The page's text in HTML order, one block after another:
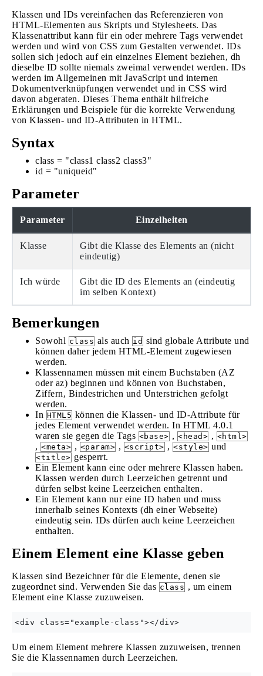
Klassen und IDs vereinfachen das Referenzieren von
HTML-Elementen aus Skripts und Stylesheets. Das
Klassenattribut kann für ein oder mehrere Tags verwendet
werden und wird von CSS zum Gestalten verwendet. IDs
sollen sich jedoch auf ein einzelnes Element beziehen, dh
dieselbe ID sollte niemals zweimal verwendet werden. IDs
werden im Allgemeinen mit JavaScript und internen
Dokumentverknüpfungen verwendet und in CSS wird
davon abgeraten. Dieses Thema enthält hilfreiche
Erklärungen und Beispiele für die korrekte Verwendung
von Klassen- und ID-Attributen in HTML.
Syntax
class = "class1 class2 class3"
id = "uniqueid"
Parameter
Parameter Einzelheiten
Klasse
Gibt die Klasse des Elements an (nicht
eindeutig)
Ich würde
Gibt die ID des Elements an (eindeutig
im selben Kontext)
Bemerkungen
Sowohl class als auch id sind globale Attribute und
können daher jedem HTML-Element zugewiesen
werden.
Klassennamen müssen mit einem Buchstaben (AZ
oder az) beginnen und können von Buchstaben,
Ziffern, Bindestrichen und Unterstrichen gefolgt
werden.
In HTML5 können die Klassen- und ID-Attribute für
jedes Element verwendet werden. In HTML 4.0.1
waren sie gegen die Tags <base> , <head> , <html>
, <meta> , <param> , <script> , <style> und
<title> gesperrt.
Ein Element kann eine oder mehrere Klassen haben.
Klassen werden durch Leerzeichen getrennt und
dürfen selbst keine Leerzeichen enthalten.
Ein Element kann nur eine ID haben und muss
innerhalb seines Kontexts (dh einer Webseite)
eindeutig sein. IDs dürfen auch keine Leerzeichen
enthalten.
Einem Element eine Klasse geben
Klassen sind Bezeichner für die Elemente, denen sie
zugeordnet sind. Verwenden Sie das class , um einem
Element eine Klasse zuzuweisen.
Um einem Element mehrere Klassen zuzuweisen, trennen
Sie die Klassennamen durch Leerzeichen.